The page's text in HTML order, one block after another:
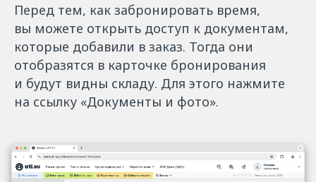
Перед тем, как забронировать время,
вы можете открыть доступ к документам,
которые добавили в заказ. Тогда они
отобразятся в карточке бронирования
и будут видны складу. Для этого нажмите
на ссылку «Документы и фото».